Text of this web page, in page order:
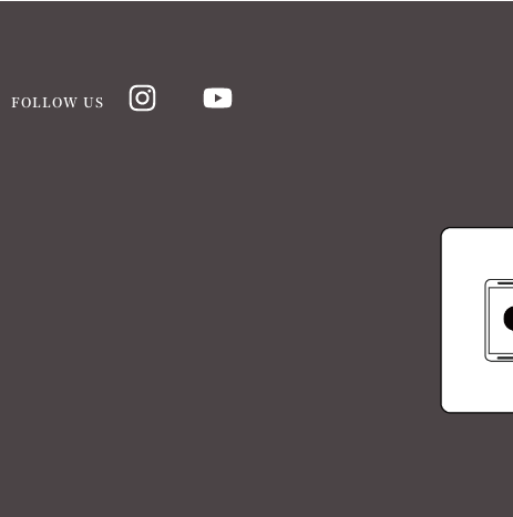
FOLLOW US